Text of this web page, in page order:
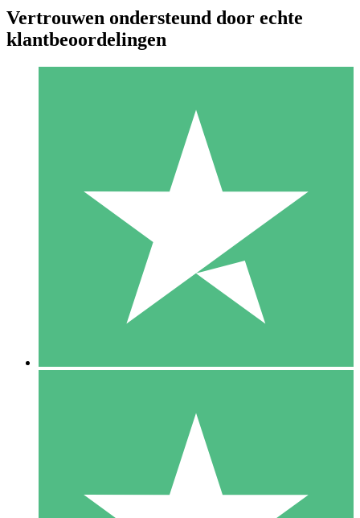
Individuele Creditpakketten
Betaal per gebruik met downloadtegoeden. Geen maandelijkse
1000
10 Downloaden
20 00
Vertrouwen ondersteund door echte
klantbeoordelingen